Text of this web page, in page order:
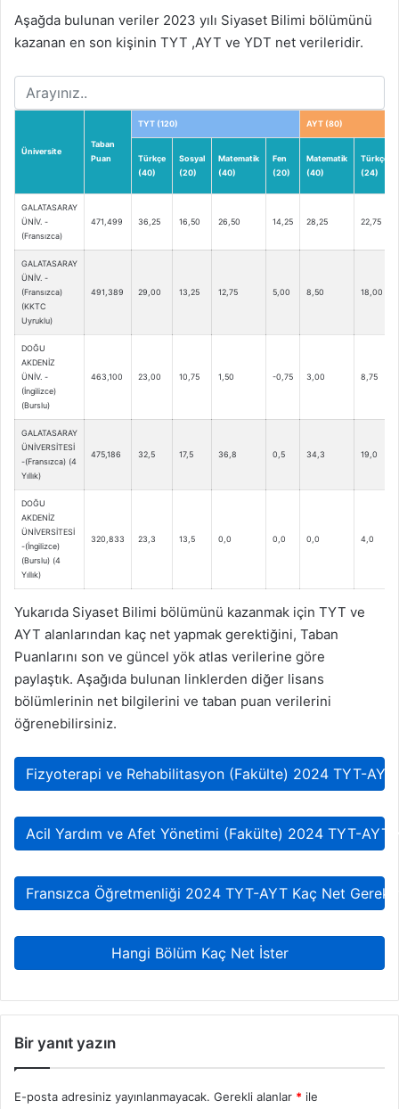
Aşağda bulunan veriler 2023 yılı Siyaset Bilimi bölümünü
kazanan en son kişinin TYT ,AYT ve YDT net verileridir.
Üniversite
Taban
Puan
TYT (120) AYT (80)
Türkçe
(40)
Sosyal
(20)
Matematik
(40)
Fen
(20)
Matematik
(40)
Türkçe
(24)
GALATASARAY
ÜNİV. -
(Fransızca)
471,499 36,25 16,50 26,50 14,25 28,25 22,75
GALATASARAY
ÜNİV. -
(Fransızca)
(KKTC
Uyruklu)
491,389 29,00 13,25 12,75 5,00 8,50 18,00
DOĞU
AKDENİZ
ÜNİV. -
(İngilizce)
(Burslu)
463,100 23,00 10,75 1,50 -0,75 3,00 8,75
GALATASARAY
ÜNİVERSİTESİ
-(Fransızca) (4
Yıllık)
475,186 32,5 17,5 36,8 0,5 34,3 19,0
DOĞU
AKDENİZ
ÜNİVERSİTESİ
-(İngilizce)
(Burslu) (4
Yıllık)
320,833 23,3 13,5 0,0 0,0 0,0 4,0
Yukarıda Siyaset Bilimi bölümünü kazanmak için TYT ve
AYT alanlarından kaç net yapmak gerektiğini, Taban
Puanlarını son ve güncel yök atlas verilerine göre
paylaştık. Aşağıda bulunan linklerden diğer lisans
bölümlerinin net bilgilerini ve taban puan verilerini
öğrenebilirsiniz.
Fizyoterapi ve Rehabilitasyon (Fakülte) 2024 TYT-
Acil Yardım ve Afet Yönetimi (Fakülte) 2024 TYT-AYT
Fransızca Öğretmenliği 2024 TYT-AYT Kaç Net
Hangi Bölüm Kaç Net İster
Bir yanıt yazın
E-posta adresiniz yayınlanmayacak. Gerekli alanlar * ile